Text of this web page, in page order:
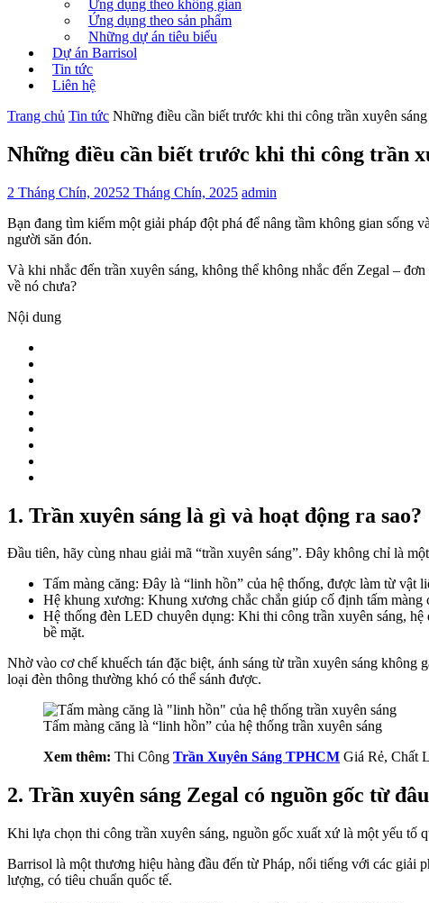
Ứng dụng theo không gian
Ứng dụng theo sản phẩm
Những dự án tiêu biểu
Dự án Barrisol
Tin tức
Liên hệ
Trang chủ Tin tức Những điều cần biết trước khi thi công trần xuyên
Những điều cần biết trước khi thi công trần
2 Tháng Chín, 20252 Tháng Chín, 2025 admin
Bạn đang tìm kiếm một giải pháp đột phá để nâng tầm không gian sống
người săn đón.
Và khi nhắc đến trần xuyên sáng, không thể không nhắc đến Zegal –
về nó chưa?
Nội dung
1. Trần xuyên sáng là gì và hoạt động ra sao?
Đầu tiên, hãy cùng nhau giải mã “trần xuyên sáng”. Đây không chỉ là
Tấm màng căng: Đây là “linh hồn” của hệ thống, được làm từ vật
Hệ khung xương: Khung xương chắc chắn giúp cố định tấm
Hệ thống đèn LED chuyên dụng: Khi thi công trần xuyên sáng, hệ
bề mặt.
Nhờ vào cơ chế khuếch tán đặc biệt, ánh sáng từ trần xuyên sáng
loại đèn thông thường khó có thể sánh được.
Tấm màng căng là “linh hồn” của hệ thống trần xuyên sáng
Xem thêm: Thi Công Trần Xuyên Sáng TPHCM Giá Rẻ, Chất
2. Trần xuyên sáng Zegal có nguồn gốc từ
Khi lựa chọn thi công trần xuyên sáng, nguồn gốc xuất xứ là một yếu tố
Barrisol là một thương hiệu hàng đầu đến từ Pháp, nổi tiếng với các giải
lượng, có tiêu chuẩn quốc tế.